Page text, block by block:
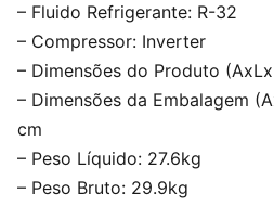
– Fluido Refrigerante: R-32
– Compressor: Inverter
– Dimensões do Produto
– Dimensões da Embalagem
cm
– Peso Líquido: 27.6kg
– Peso Bruto: 29.9kg